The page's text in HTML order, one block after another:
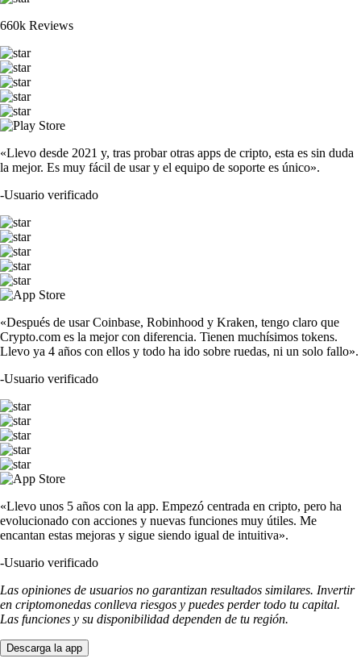
660k Reviews
«Llevo desde 2021 y, tras probar otras apps de cripto, esta es sin duda
la mejor. Es muy fácil de usar y el equipo de soporte es único».
-Usuario verificado
«Después de usar Coinbase, Robinhood y Kraken, tengo claro que
Crypto.com es la mejor con diferencia. Tienen muchísimos tokens.
Llevo ya 4 años con ellos y todo ha ido sobre ruedas, ni un solo fallo».
-Usuario verificado
«Llevo unos 5 años con la app. Empezó centrada en cripto, pero ha
evolucionado con acciones y nuevas funciones muy útiles. Me
encantan estas mejoras y sigue siendo igual de intuitiva».
-Usuario verificado
Las opiniones de usuarios no garantizan resultados similares. Invertir
en criptomonedas conlleva riesgos y puedes perder todo tu capital.
Las funciones y su disponibilidad dependen de tu región.
Descarga la app